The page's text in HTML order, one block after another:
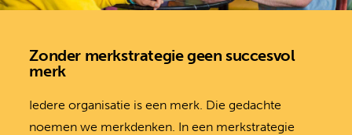
Zonder merkstrategie geen succesvol
merk
Iedere organisatie is een merk. Die gedachte
noemen we merkdenken. In een merkstrategie